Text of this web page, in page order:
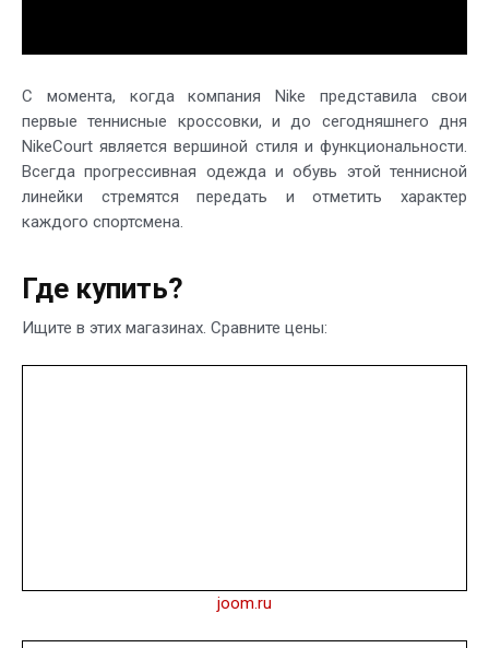
С момента, когда компания Nike представила свои
первые теннисные кроссовки, и до сегодняшнего дня
NikeCourt является вершиной стиля и функциональности.
Всегда прогрессивная одежда и обувь этой теннисной
линейки стремятся передать и отметить характер
каждого спортсмена.
Где купить?
Ищите в этих магазинах. Сравните цены:
joom.ru